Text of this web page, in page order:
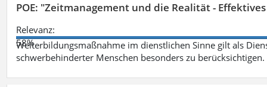
POE: "Zeitmanagement und die Realität -
Relevanz:
58%
Weiterbildungsmaßnahme im dienstlichen Sinne gilt als
schwerbehinderter Menschen besonders zu berücksichtigen.